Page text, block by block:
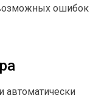
ошибок
автоматически